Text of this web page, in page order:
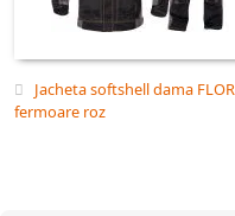
Jacheta softshell dama
fermoare roz